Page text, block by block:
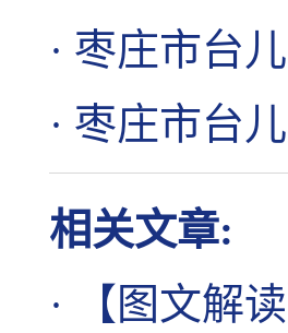
· 枣庄市台
· 枣庄市台
相关文章:
·
【图文解